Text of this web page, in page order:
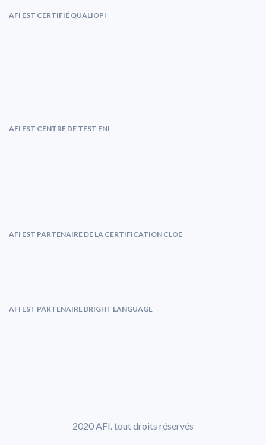
AFI EST CERTIFIÉ QUALIOPI
AFI EST CENTRE DE TEST ENI
AFI EST PARTENAIRE DE LA CERTIFICATION CLOE
AFI EST PARTENAIRE BRIGHT LANGUAGE
2020 AFI. tout droits réservés